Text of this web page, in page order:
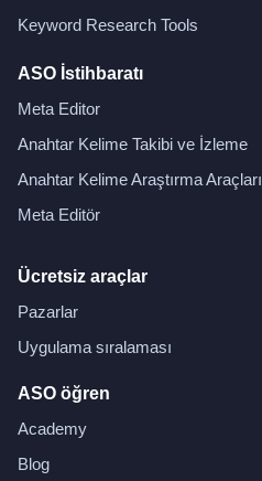
Keyword Research Tools
ASO İstihbaratı
Meta Editor
Anahtar Kelime Takibi ve İzleme
Anahtar Kelime Araştırma Araçları
Meta Editör
Ücretsiz araçlar
Pazarlar
Uygulama sıralaması
ASO öğren
Academy
Blog